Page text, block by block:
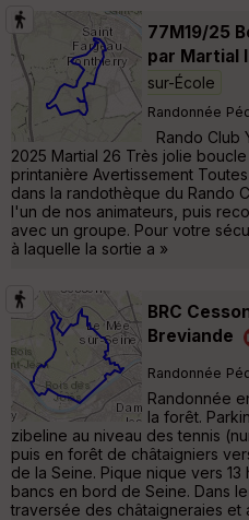
77M19/25
par Martial
sur-École
Randonnée
Rando Club
2025 Martial 26 Très jolie
printanière Avertissement
dans la randothèque du Rando
l'un de nos animateurs, puis
avec un groupe. Pour votre
à laquelle la sortie a »
BRC
Breviande
Randonnée
Randonnée
la forêt.
zibeline au niveau des tennis
puis en forêt de châtaigniers
de la Seine. Pique nique vers 13
bancs en bord de Seine. Dans
traversée des châtaigneraies et